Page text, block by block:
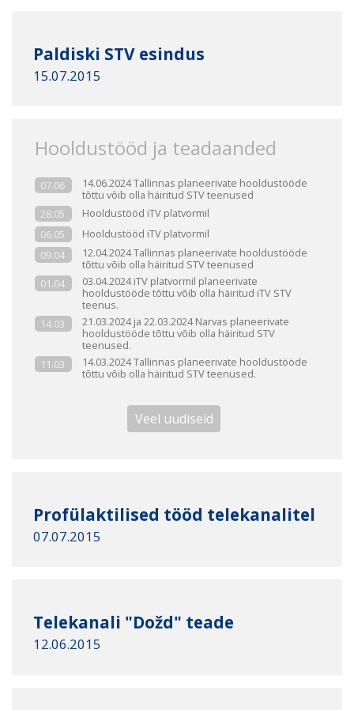
Paldiski STV esindus
15.07.2015
Hooldustööd ja teadaanded
07.06
14.06.2024 Tallinnas planeerivate hooldustööde
tõttu võib olla häiritud STV teenused
28.05
Hooldustööd iTV platvormil
06.05
Hooldustööd iTV platvormil
09.04
12.04.2024 Tallinnas planeerivate hooldustööde
tõttu võib olla häiritud STV teenused
01.04
03.04.2024 iTV platvormil planeerivate
hooldustööde tõttu võib olla häiritud iTV STV
teenus.
14.03
21.03.2024 ja 22.03.2024 Narvas planeerivate
hooldustööde tõttu võib olla häiritud STV
teenused.
11.03
14.03.2024 Tallinnas planeerivate hooldustööde
tõttu võib olla häiritud STV teenused.
Veel uudiseid
Profülaktilised tööd telekanalitel
07.07.2015
Telekanali "Dožd" teade
12.06.2015